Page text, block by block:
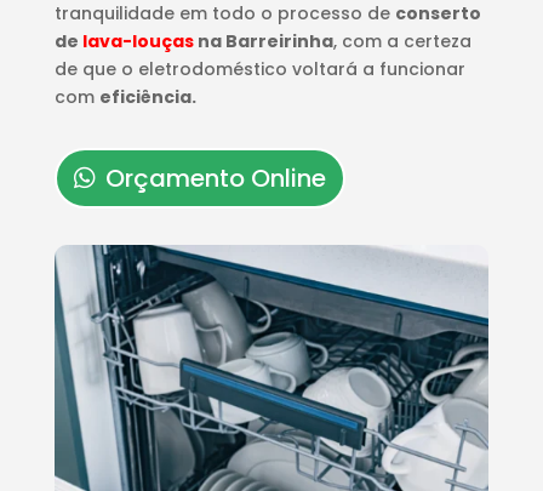
tranquilidade em todo o processo de conserto
de lava-louçasna Barreirinha, com a certeza
de que o eletrodoméstico voltará a funcionar
com eficiência.
Orçamento Online